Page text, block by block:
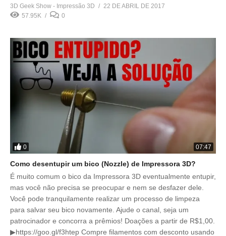
3D Geek Show - Impressão 3D
22 DE ABRIL DE 2017
57.95K
0
0 07:47
Como desentupir um bico (Nozzle) de Impressora 3D?
É muito comum o bico da Impressora 3D eventualmente entupir,
mas você não precisa se preocupar e nem se desfazer dele.
Você pode tranquilamente realizar um processo de limpeza
para salvar seu bico novamente. Ajude o canal, seja um
patrocinador e concorra a prêmios! Doações a partir de R$1,00.
▶https://goo.gl/f3htep Compre filamentos com desconto usando